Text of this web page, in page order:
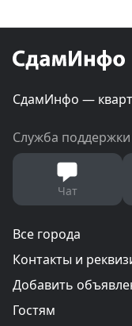
СдамИнфо —
Служба поддержки
Чат
Все города
Контакты и
Добавить
Гостям